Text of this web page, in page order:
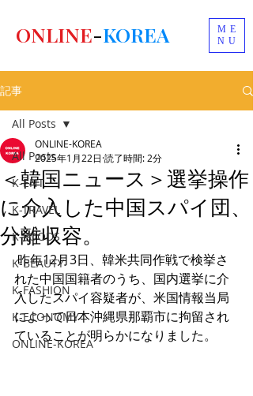
ME
NU
ONLINE-KOREA
記事
All Posts
K-ENT
K-TRAVEL
K-FOODS
K-BEAUTY
K-FASHION
K-ECONOMY
ONLINE-KOREA
All Posts
＜韓国ニュース＞選挙操作
に介入した中国スパイ団、
分離収容。
ONLINE-KOREA
2025年1月22日 読了時間: 2分
昨年12月3日、韓米共同作戦で検挙さ
れた中国国籍者のうち、国内選挙に介
入したスパイ容疑者が、米国情報当局
によって日本沖縄県那覇市に拘留され
ていることが明らかになりました。